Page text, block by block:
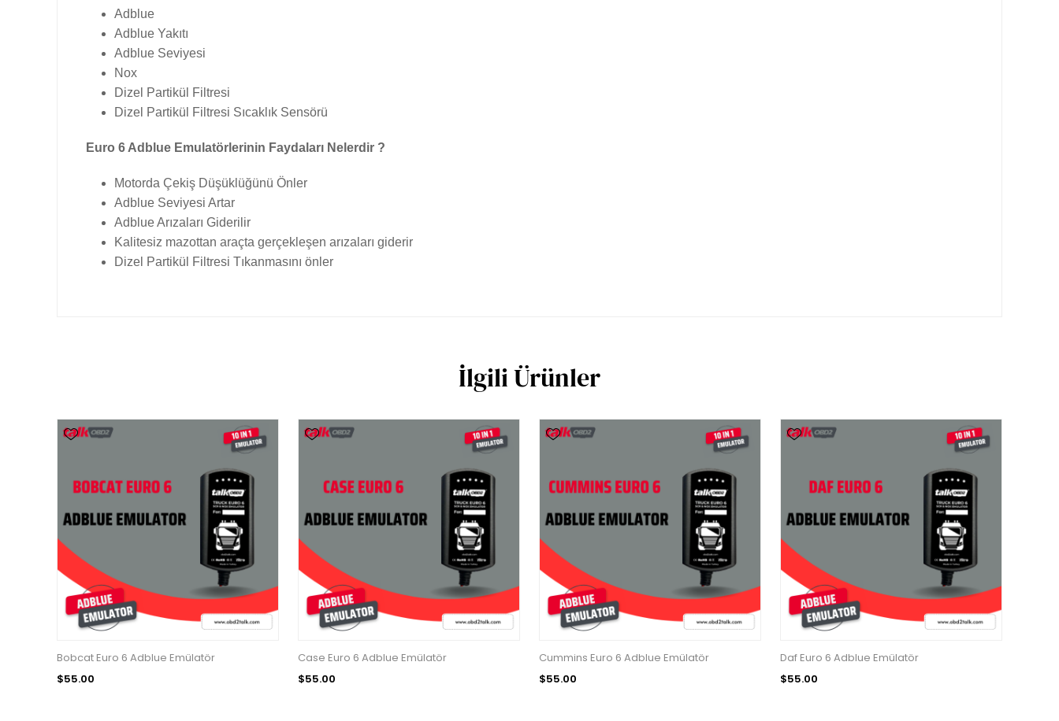
Adblue
Adblue Yakıtı
Adblue Seviyesi
Nox
Dizel Partikül Filtresi
Dizel Partikül Filtresi Sıcaklık Sensörü
Euro 6 Adblue Emulatörlerinin Faydaları Nelerdir ?
Motorda Çekiş Düşüklüğünü Önler
Adblue Seviyesi Artar
Adblue Arızaları Giderilir
Kalitesiz mazottan araçta gerçekleşen arızaları giderir
Dizel Partikül Filtresi Tıkanmasını önler
İlgili Ürünler
Bobcat Euro 6 Adblue Emülatör
$55.00
Case Euro 6 Adblue Emülatör
$55.00
Cummins Euro 6 Adblue Emülatör
$55.00
Daf Euro 6 Adblue Emülatör
$55.00